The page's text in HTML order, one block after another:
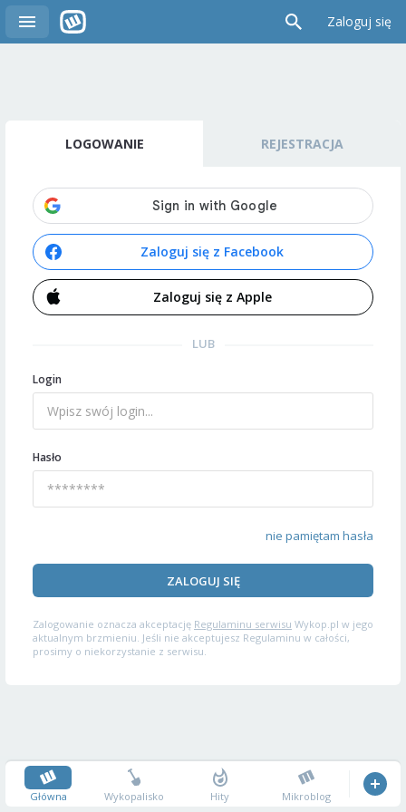
Zaloguj się
LOGOWANIE REJESTRACJA
Zaloguj się z Facebook
Zaloguj się z Apple
LUB
Login
Hasło
nie pamiętam hasła
ZALOGUJ SIĘ
Zalogowanie oznacza akceptację Regulaminu serwisu Wykop.pl w jego
aktualnym brzmieniu. Jeśli nie akceptujesz Regulaminu w całości,
prosimy o niekorzystanie z serwisu.
Główna Wykopalisko Hity Mikroblog